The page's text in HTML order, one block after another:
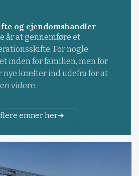
og ejendomshandler
år at gennemføre et
For nogle
inden for familien, men for
nye kræfter ind udefra for at
videre.
flere emner her